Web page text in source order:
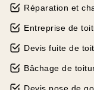
Réparation et
Entreprise de
Devis fuite de
Bâchage de